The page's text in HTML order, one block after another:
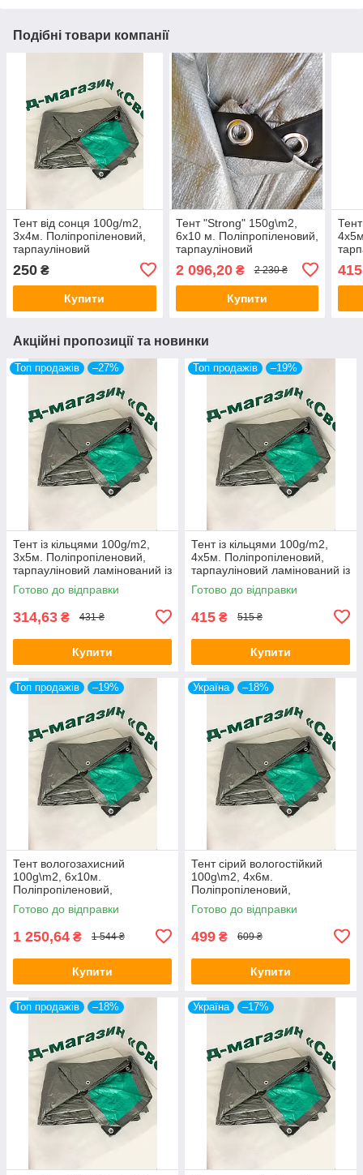
Подібні товари компанії
Тент від сонця 100g/m2,
3х4м. Поліпропіленовий,
тарпауліновий
кільцями.Полог.
250 ₴
Купити
Тент "Strong" 150g\m2,
6х10 м. Поліпропіленовий,
тарпауліновий
кільцями.Полог.
2 096,20₴ 2 230 ₴
Купити
415
Акційні пропозиції та новинки
Топ продажів –27%
Тент із кільцями 100g/m2,
3х5м. Поліпропіленовий,
тарпауліновий ламінований із
кільцями.Полог.
Готово до відправки
314,63 ₴ 431 ₴
Купити
Топ продажів –19%
Тент із кільцями 100g/m2,
4х5м. Поліпропіленовий,
тарпауліновий ламінований із
кільцями.Полог.
Готово до відправки
415 ₴ 515 ₴
Купити
Топ продажів –19%
Тент вологозахисний
100g\m2, 6х10м.
Поліпропіленовий,
тарпаулиновый ламінований
з кільцями.Полог.
Готово до відправки
1 250,64 ₴ 1 544 ₴
Купити
Україна –18%
Тент сірий вологостійкий
100g\m2, 4х6м.
Поліпропіленовий,
тарпаулиновый ламінований
з кільцями.Полог.
Готово до відправки
499 ₴ 609 ₴
Купити
Топ продажів –18% Україна –17%